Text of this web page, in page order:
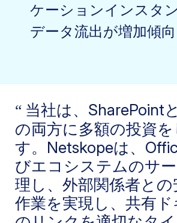
ケーションインスタ
データ流出が増加傾
当社は、SharePoint
の両方に多額の投資を
す。Netskopeは、
びエコシステムのサ
理し、外部関係者との
作業を実現し、共有ド